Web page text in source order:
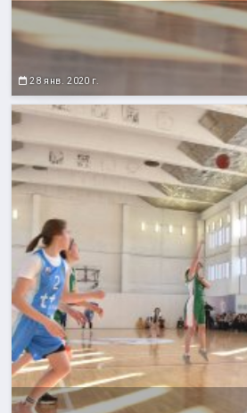
28 янв. 2020 г.